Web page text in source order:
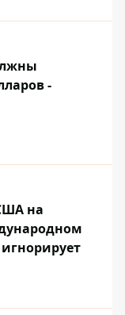
-
на